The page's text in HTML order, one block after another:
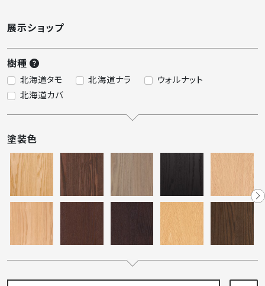
展示ショップ
樹種
北海道タモ 北海道ナラ
ウォルナット
北海道カバ
塗装色